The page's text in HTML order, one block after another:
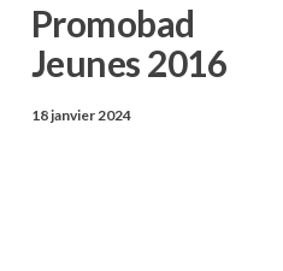
Promobad
Jeunes 2016
18 janvier 2024